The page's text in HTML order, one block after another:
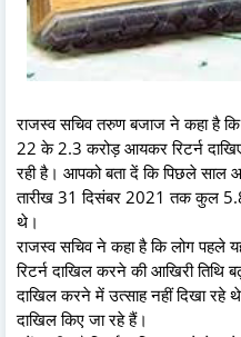
राजस्व सचिव तरुण बजाज ने कहा है
22 के 2.3 करोड़ आयकर रिटर्न
रही है। आपको बता दें कि पिछले साल
तारीख 31 दिसंबर 2021 तक कुल
थे।
राजस्व सचिव ने कहा है कि लोग पहले
रिटर्न दाखिल करने की आखिरी तिथि
दाखिल करने में उत्साह नहीं दिखा रहे
दाखिल किए जा रहे हैं।